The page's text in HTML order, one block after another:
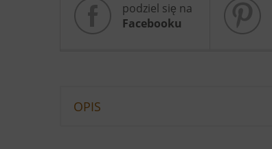
podziel się na
Facebooku
OPIS